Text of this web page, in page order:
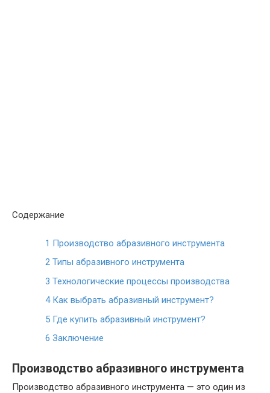
Содержание
1 Производство абразивного инструмента
2 Типы абразивного инструмента
3 Технологические процессы производства
4Как выбрать абразивный инструмент?
5 Где купить абразивный инструмент?
6 Заключение
Производство абразивного инструмента
Производство абразивного инструмента — это один из